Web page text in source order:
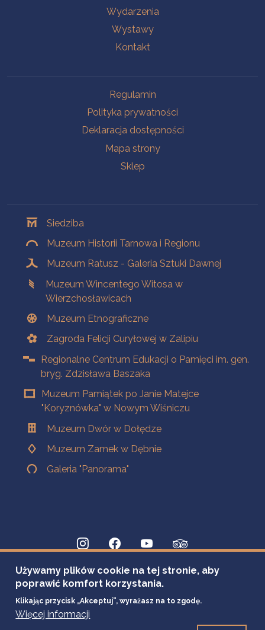
Wydarzenia
Wystawy
Kontakt
Regulamin
Polityka prywatności
Deklaracja dostępności
Mapa strony
Sklep
Siedziba
Muzeum Historii Tarnowa i Regionu
Muzeum Ratusz - Galeria Sztuki Dawnej
Muzeum Wincentego Witosa w
Wierzchosławicach
Muzeum Etnograficzne
Zagroda Felicji Curyłowej w Zalipiu
Regionalne Centrum Edukacji o Pamięci im. gen.
bryg. Zdzisława Baszaka
Muzeum Pamiątek po Janie Matejce
"Koryznówka" w Nowym Wiśniczu
Muzeum Dwór w Dołędze
Muzeum Zamek w Dębnie
Galeria "Panorama"
Używamy plików cookie na tej stronie, aby
poprawić komfort korzystania.
Klikając przycisk „Akceptuj”, wyrażasz na to zgodę.
Więcej informacji